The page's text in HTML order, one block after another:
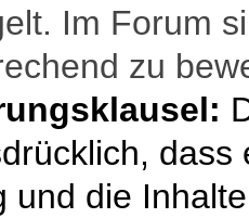
Im Forum
zu
und die